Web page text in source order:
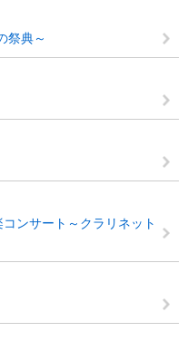
祭典～
ンサート～クラリネット